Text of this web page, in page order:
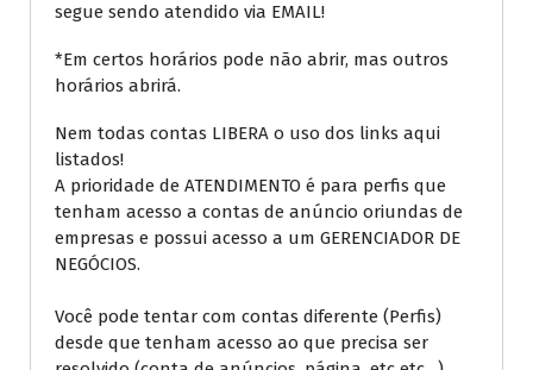
segue sendo atendido via EMAIL!
*Em certos horários pode não abrir, mas outros
horários abrirá.
Nem todas contas LIBERA o uso dos links aqui
listados!
A prioridade de ATENDIMENTO é para perfis que
tenham acesso a contas de anúncio oriundas de
empresas e possui acesso a um GERENCIADOR DE
NEGÓCIOS.
Você pode tentar com contas diferente (Perfis)
desde que tenham acesso ao que precisa ser